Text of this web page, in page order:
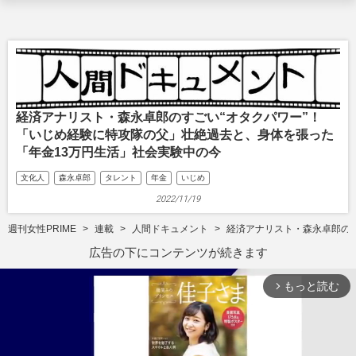
経済アナリスト・森永卓郎のすごい“オタクパワー”！
「いじめ経験に特攻隊の父」壮絶過去と、身体を張った
「年金13万円生活」社会実験中の今
文化人 森永卓郎 タレント 年金 いじめ
2022/11/19
週刊女性PRIME 連載 人間ドキュメント 経済アナリスト・森永卓郎の
広告の下にコンテンツが続きます
arrow_forward_ios もっと読む